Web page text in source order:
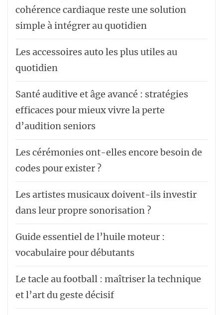
cohérence cardiaque reste une solution
simple à intégrer au quotidien
Les accessoires auto les plus utiles au
quotidien
Santé auditive et âge avancé : stratégies
efficaces pour mieux vivre la perte
d’audition seniors
Les cérémonies ont-elles encore besoin de
codes pour exister ?
Les artistes musicaux doivent-ils investir
dans leur propre sonorisation ?
Guide essentiel de l’huile moteur :
vocabulaire pour débutants
Le tacle au football : maîtriser la technique
et l’art du geste décisif